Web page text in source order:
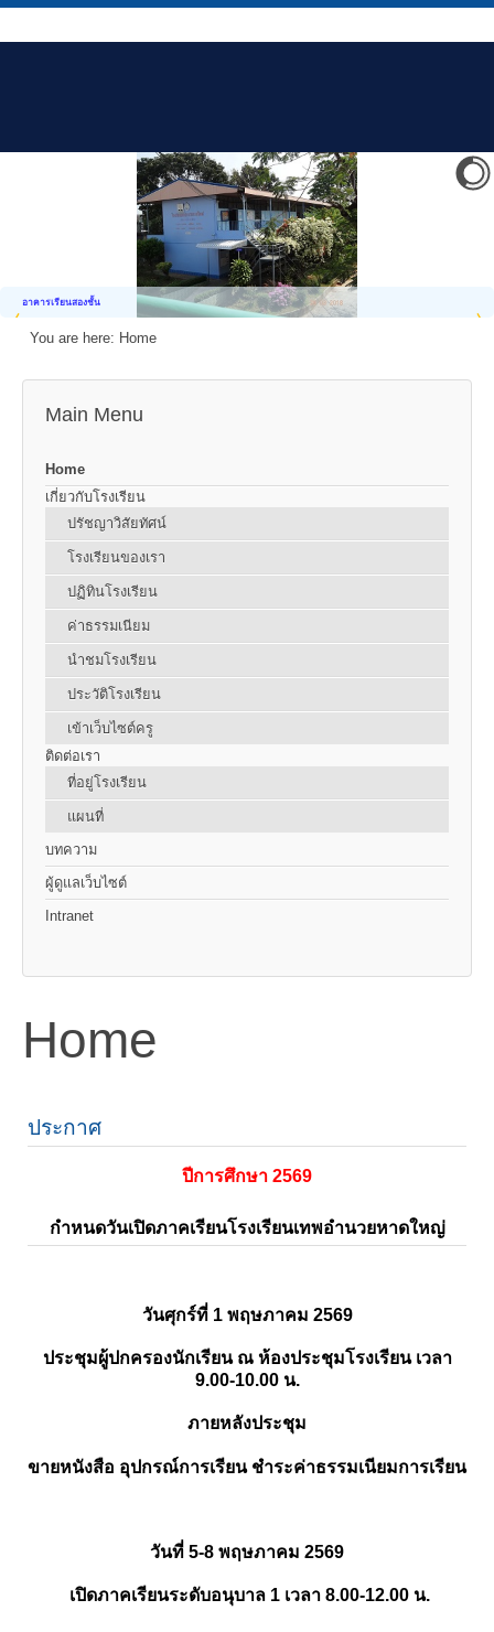
อาคารเรียนสองชั้น
You are here: Home
Main Menu
Home
เกี่ยวกับโรงเรียน
ปรัชญาวิสัยทัศน์
โรงเรียนของเรา
ปฏิทินโรงเรียน
ค่าธรรมเนียม
นำชมโรงเรียน
ประวัติโรงเรียน
เข้าเว็บไซต์ครู
ติดต่อเรา
ที่อยู่โรงเรียน
แผนที่
บทความ
ผู้ดูแลเว็บไซต์
Intranet
Home
ประกาศ
ปีการศึกษา 2569
กำหนดวันเปิดภาคเรียนโรงเรียนเทพอำนวยหาดใหญ่
วันศุกร์ที่ 1 พฤษภาคม 2569
ประชุมผู้ปกครองนักเรียน ณ ห้องประชุมโรงเรียน เวลา
9.00-10.00 น.
ภายหลังประชุม
ขายหนังสือ อุปกรณ์การเรียน ชำระค่าธรรมเนียมการเรียน
วันที่ 5-8 พฤษภาคม 2569
เปิดภาคเรียนระดับอนุบาล 1 เวลา 8.00-12.00 น.